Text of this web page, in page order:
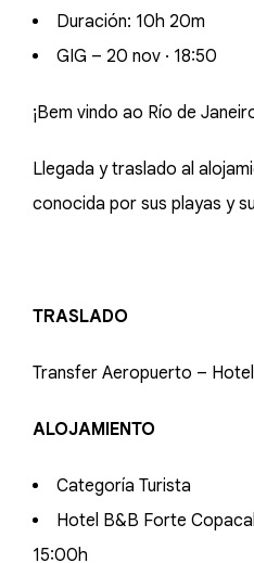
Duración: 10h 20m
GIG – 20 nov · 18:50
¡Bem vindo ao Río de
Llegada y traslado al
conocida por sus playas y
TRASLADO
Transfer Aeropuerto –
ALOJAMIENTO
Categoría Turista
Hotel B&B Forte
15:00h